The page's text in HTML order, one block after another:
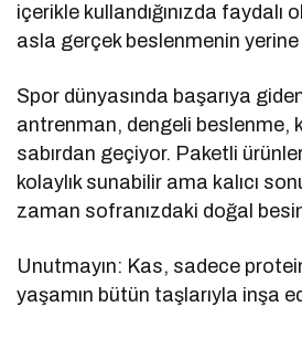
içerikle kullandığınızda faydalı
asla gerçek beslenmenin
Spor dünyasında başarıya
antrenman, dengeli beslenme,
sabırdan geçiyor. Paketli
kolaylık sunabilir ama kalıcı
zaman sofranızdaki doğal
Unutmayın: Kas, sadece
yaşamın bütün taşlarıyla inşa